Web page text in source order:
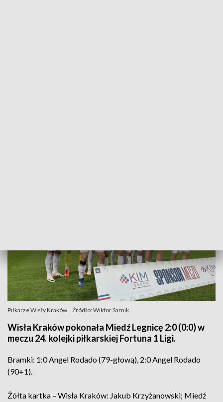
Piłkarze Wisły Kraków Źródło: Wiktor Sarnik
Wisła Kraków pokonała Miedź Legnicę 2:0 (0:0) w
meczu 24. kolejki piłkarskiej Fortuna 1 Ligi.
Bramki: 1:0 Angel Rodado (79-głową), 2:0 Angel Rodado
(90+1).
Żółta kartka – Wisła Kraków: Jakub Krzyżanowski; Miedź